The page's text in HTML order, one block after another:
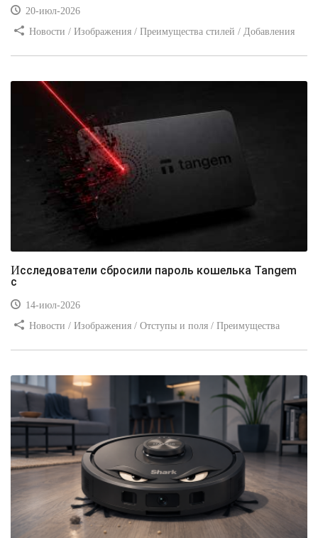
20-июл-2026
Новости / Изображения / Преимущества стилей / Добавления
Исследователи сбросили пароль кошелька Tangem
с
14-июл-2026
Новости / Изображения / Отступы и поля / Преимущества